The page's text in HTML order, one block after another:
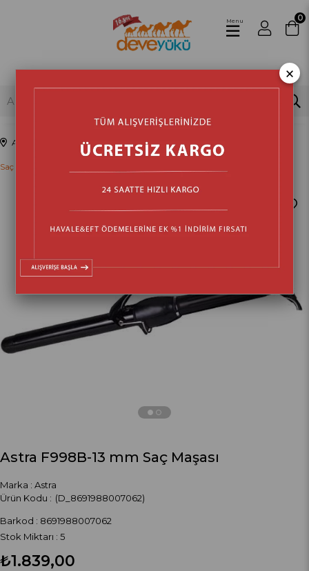
0
Menu
Anasayfa Kozmetik & Sağlık & Bakım Kişisel Bakım Ürünleri
Saç Düzleştiriciler
›
Astra F998B-13 mm Saç Maşası
Marka : Astra
(D_8691988007062)
Barkod : 8691988007062
Stok Miktarı : 5
₺1.839,00
×